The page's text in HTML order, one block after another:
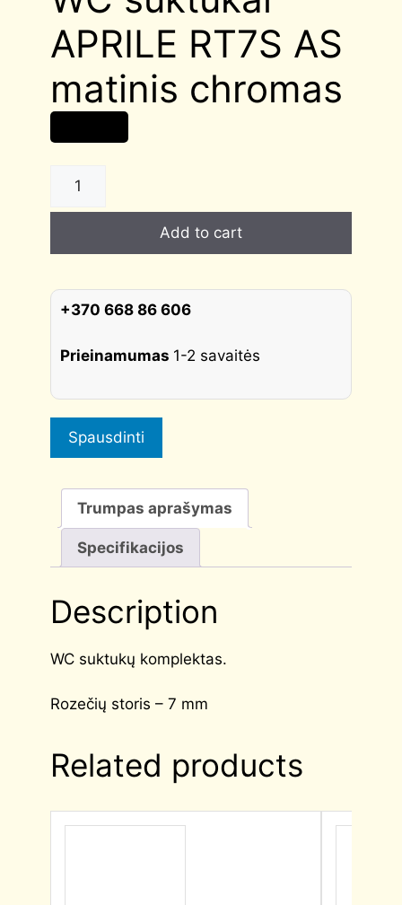
APRILE RT7S AS
matinis chromas
matinis
chromas
Add to cart
+370 668 86 606
Prieinamumas 1-2 savaitės
Spausdinti
Trumpas aprašymas
Specifikacijos
Description
WC suktukų komplektas.
Rozečių storis – 7 mm
Related products